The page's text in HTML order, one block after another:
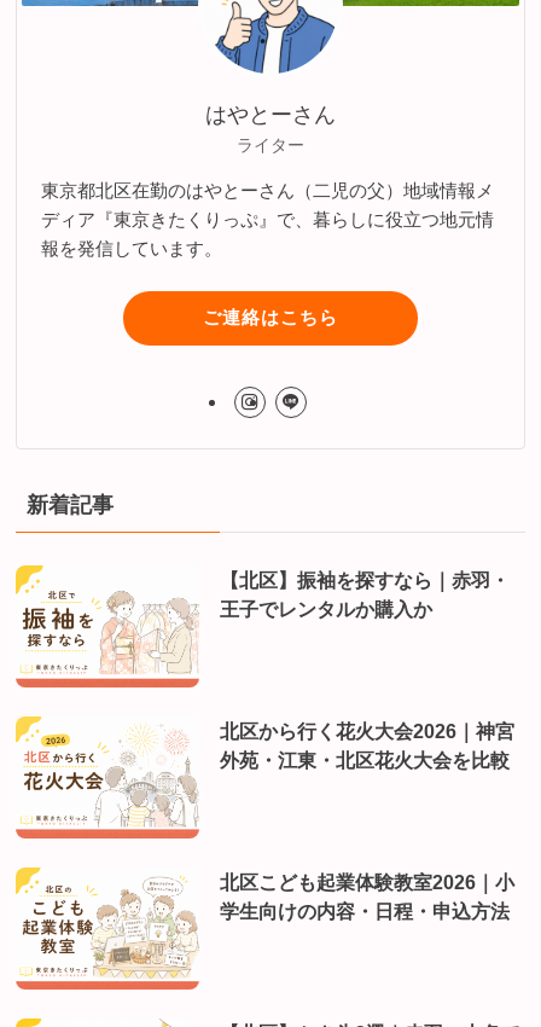
はやとーさん
ライター
東京都北区在勤のはやとーさん（二児の父）地域情報メ
ディア『東京きたくりっぷ』で、暮らしに役立つ地元情
報を発信しています。
ご連絡はこちら
新着記事
【北区】振袖を探すなら｜赤羽・
王子でレンタルか購入か
北区から行く花火大会2026｜神宮
外苑・江東・北区花火大会を比較
北区こども起業体験教室2026｜小
学生向けの内容・日程・申込方法